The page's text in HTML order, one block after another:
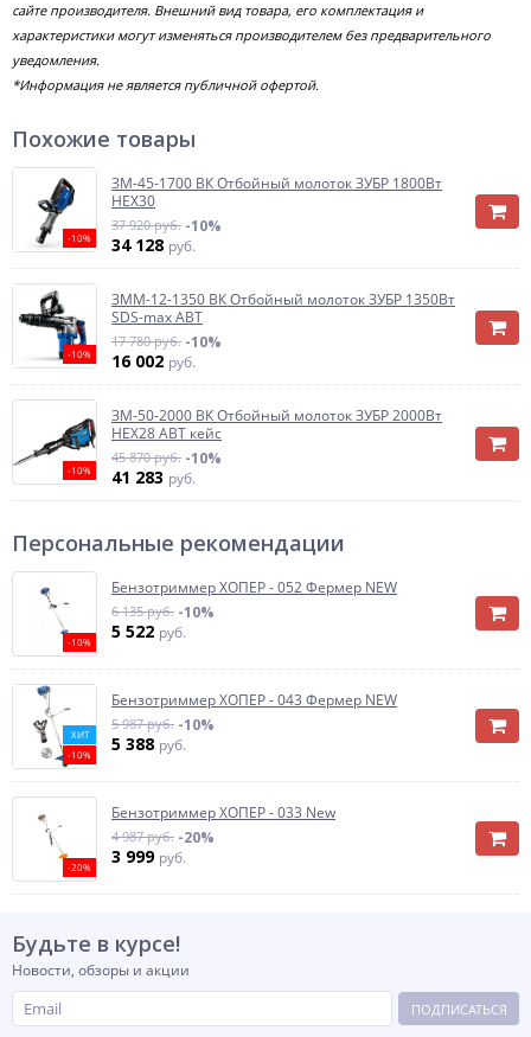
сайте производителя. Внешний вид товара, его комплектация и
характеристики могут изменяться производителем без предварительного
уведомления.
*Информация не является публичной офертой.
Похожие товары
-10%
ЗМ-45-1700 ВК Отбойный молоток ЗУБР 1800Вт
HEX30
37 920 руб. -10%
34 128 руб.
-10%
ЗММ-12-1350 ВК Отбойный молоток ЗУБР 1350Вт
SDS-max АВТ
17 780 руб. -10%
16 002 руб.
-10%
ЗМ-50-2000 ВК Отбойный молоток ЗУБР 2000Вт
HEX28 АВТ кейс
45 870 руб. -10%
41 283 руб.
Персональные рекомендации
-10%
Бензотриммер ХОПЕР - 052 Фермер NEW
6 135 руб. -10%
5 522 руб.
ХИТ
-10%
Бензотриммер ХОПЕР - 043 Фермер NEW
5 987 руб. -10%
5 388 руб.
-20%
Бензотриммер ХОПЕР - 033 New
4 987 руб. -20%
3 999 руб.
Будьте в курсе!
Новости, обзоры и акции
ПОДПИСАТЬСЯ